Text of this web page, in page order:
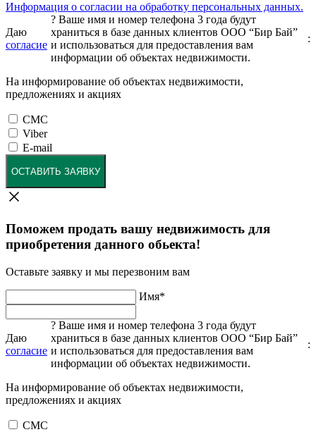
Информация о согласии на обработку персональных данных.
Даю
согласие
? Ваше имя и номер телефона 3 года будут
храниться в базе данных клиентов ООО “Бир Бай”
и использоваться для предоставления вам
информации об объектах недвижимости.
:
На информирование об объектах недвижимости,
предложениях и акциях
СМС
Viber
E-mail
ОСТАВИТЬ ЗАЯВКУ
Поможем продать вашу недвижимость для
приобретения данного обьекта!
Оставьте заявку и мы перезвоним вам
Имя*
Даю
согласие
? Ваше имя и номер телефона 3 года будут
храниться в базе данных клиентов ООО “Бир Бай”
и использоваться для предоставления вам
информации об объектах недвижимости.
:
На информирование об объектах недвижимости,
предложениях и акциях
СМС